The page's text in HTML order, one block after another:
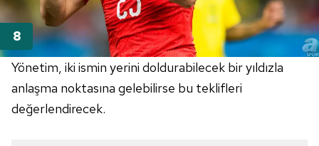
Yönetim, iki ismin yerini doldurabilecek bir yıldızla
anlaşma noktasına gelebilirse bu teklifleri
değerlendirecek.